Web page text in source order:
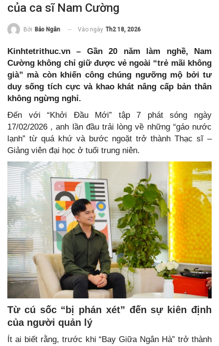
của ca sĩ Nam Cường
Bởi Bảo Ngân Vào ngày Th2 18, 2026
Kinhtetrithuc.vn – Gần 20 năm làm nghề, Nam
Cường không chỉ giữ được vẻ ngoài “trẻ mãi không
già” mà còn khiến công chúng ngưỡng mộ bởi tư
duy sống tích cực và khao khát nâng cấp bản thân
không ngừng nghỉ.
Đến với “Khởi Đầu Mới” tập 7 phát sóng ngày
17/02/2026 , anh lần đầu trải lòng về những “gáo nước
lạnh” từ quá khứ và bước ngoặt trở thành Thạc sĩ –
Giảng viên đại học ở tuổi trung niên.
Từ cú sốc “bị phán xét” đến sự kiên định
của người quản lý
Ít ai biết rằng, trước khi “Bay Giữa Ngân Hà” trở thành